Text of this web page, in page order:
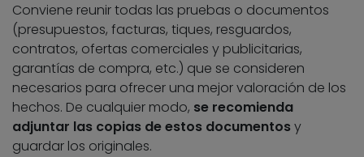
Conviene reunir todas las pruebas o documentos
(presupuestos, facturas, tiques, resguardos,
contratos, ofertas comerciales y publicitarias,
garantías de compra, etc.) que se consideren
necesarios para ofrecer una mejor valoración de los
hechos. De cualquier modo, se recomienda
adjuntar las copias de estos documentosy
guardar los originales.